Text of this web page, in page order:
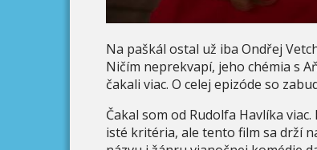
Na paškál ostal už iba Ondřej
Ničím neprekvapí, jeho chémia s
čakali viac. O celej epizóde so
Čakal som od Rudolfa Havlíka viac.
isté kritéria, ale tento film sa drží